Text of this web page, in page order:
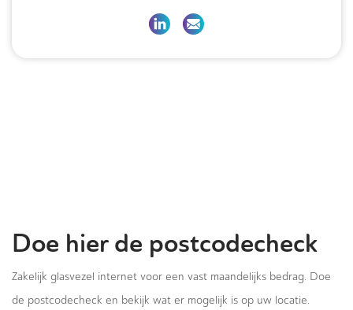
Doe hier de postcodecheck
Zakelijk glasvezel internet voor een vast maandelijks bedrag. Doe
de postcodecheck en bekijk wat er mogelijk is op uw locatie.